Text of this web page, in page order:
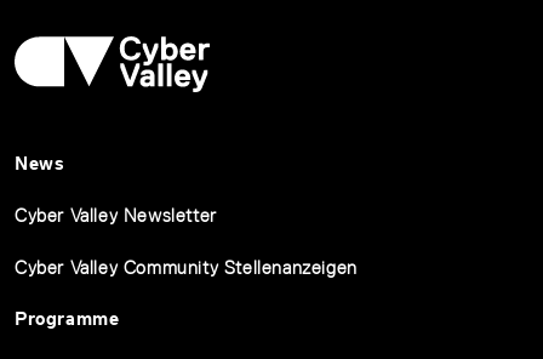
News
Cyber Valley Newsletter
Cyber Valley Community Stellenanzeigen
Programme